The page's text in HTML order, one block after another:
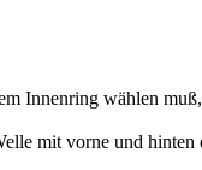
Innenring wählen
mit vorne und